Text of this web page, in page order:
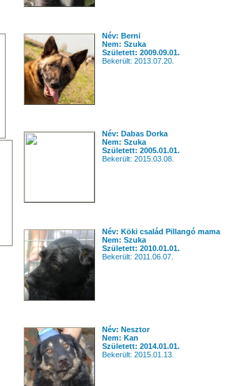
Név: Berni
Nem: Szuka
Született: 2009.09.01.
Bekerült: 2013.07.20.
Név: Dabas Dorka
Nem: Szuka
Született: 2005.01.01.
Bekerült: 2015.03.08.
Név: Köki család Pillangó mama
Nem: Szuka
Született: 2010.01.01.
Bekerült: 2011.06.07.
Név: Nesztor
Nem: Kan
Született: 2014.01.01.
Bekerült: 2015.01.13.